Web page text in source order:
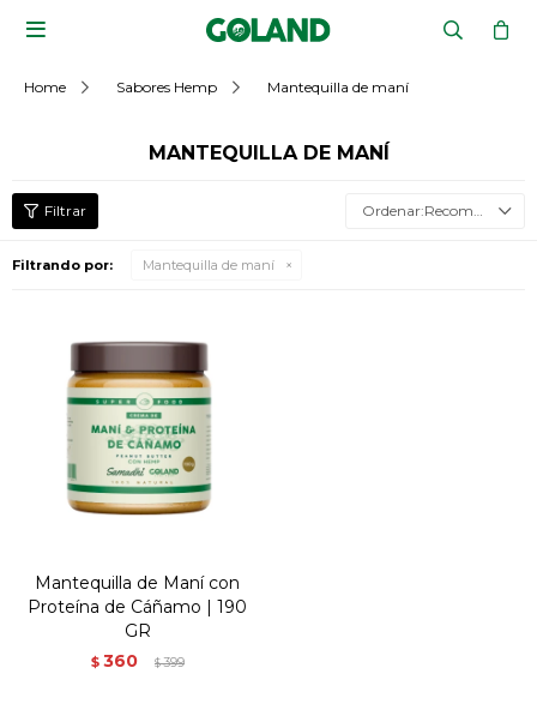

Home Sabores Hemp Mantequilla de maní
MANTEQUILLA DE MANÍ
Recomendados
Filtrando por: Mantequilla de maní
Mantequilla de Maní con
Proteína de Cáñamo | 190
GR
$ 360 $399